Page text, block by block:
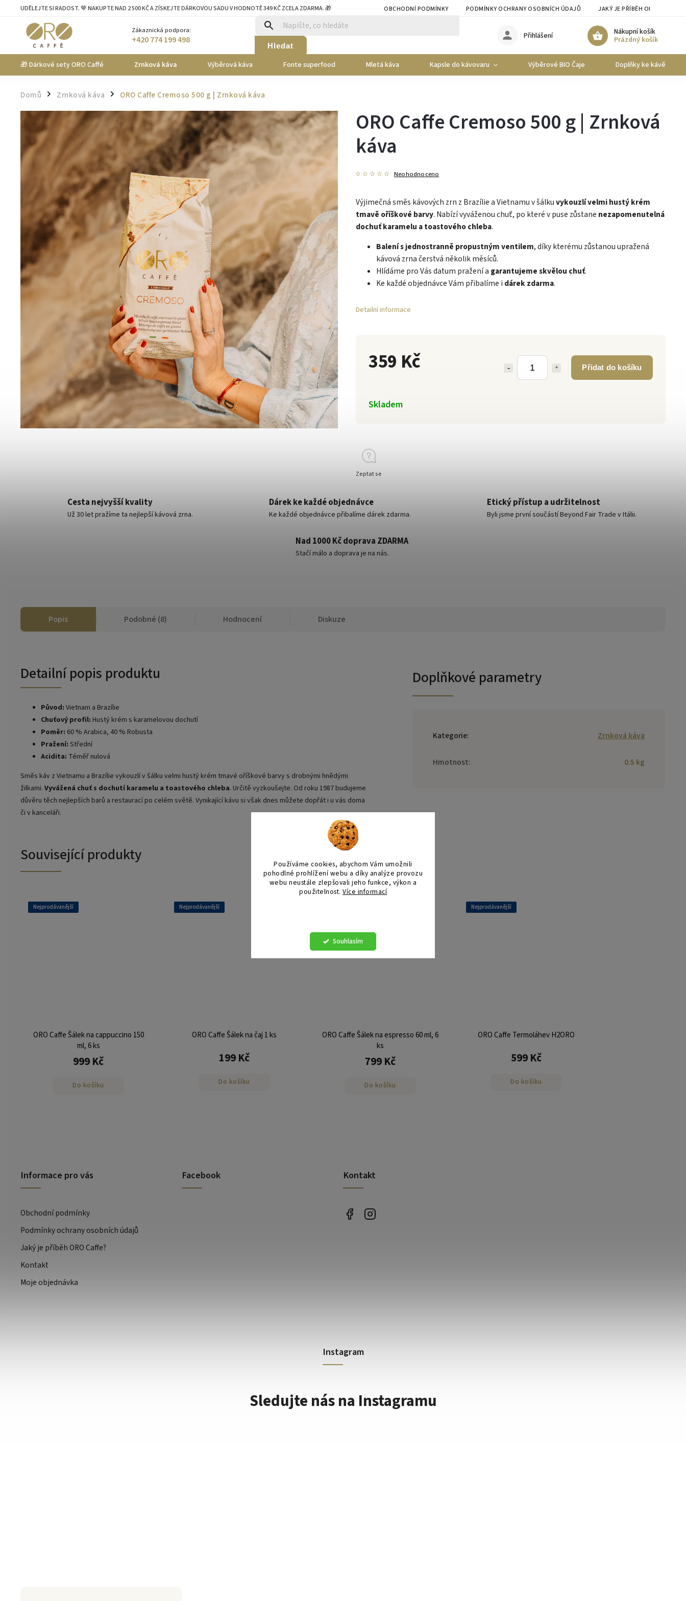
Používáme cookies, abychom Vám umožnili
pohodlné prohlížení webu a díky analýze provozu
webu neustále zlepšovali jeho funkce, výkon a
použitelnost. Více informací
Souhlasím
UDĚLEJTE SI RADOST. 🤎 NAKUPTE NAD 2 500 KČ A ZÍSKEJTE DÁRKOVOU SADU V HODNOTĚ 349 KČ ZCELA ZDARMA. 🎁 OBCHODNÍ PODMÍNKY PODMÍNKY OCHRANY OSOBNÍCH ÚDAJŮ JAKÝ JE PŘÍBĚH ORO CAFFE?
Zákaznická podpora:
+420 774 199 498 Hledat
Nákupní košík
Prázdný košík
Přihlášení
🎁 Dárkové sety ORO Caffé Zrnková káva Výběrová káva Fonte superfood Mletá káva Kapsle do kávovaru Výběrové BIO Čaje Doplňky ke kávě
Domů / Zrnková káva / ORO Caffe Cremoso 500 g | Zrnková káva
359 Kč Přidat do košíku
Skladem
ORO Caffe Cremoso 500 g | Zrnková
káva
Neohodnoceno
Výjimečná směs kávových zrn z Brazílie a Vietnamu v šálkuvykouzlí velmi hustý krém
tmavě oříškové barvy. Nabízí vyváženou chuť, po které v puse zůstane nezapomenutelná
dochuť karamelu a toastového chleba.
Balení s jednostranně propustným ventilem, díky kterému zůstanou upražená
kávová zrna čerstvá několik měsíců.
Hlídáme pro Vás datum pražení a garantujeme skvělou chuť.
Ke každé objednávce Vám přibalíme i dárek zdarma.
Detailní informace
Zeptat se
Cesta nejvyšší kvality
Už 30 let pražíme ta nejlepší kávová zrna.
Dárek ke každé objednávce
Ke každé objednávce přibalíme dárek zdarma.
Etický přístup a udržitelnost
Byli jsme první součástí Beyond Fair Trade v Itálii.
Nad 1000 Kč doprava ZDARMA
Stačí málo a doprava je na nás.
Popis Podobné (8) Hodnocení Diskuze
Detailní popis produktu
Původ: Vietnam a Brazílie
Chuťový profil: Hustý krém s karamelovou dochutí
Poměr: 60 % Arabica, 40 % Robusta
Pražení: Střední
Acidita: Téměř nulová
Směs káv z Vietnamu a Brazílie vykouzlí v šálku velmi hustý krém tmavé oříškové barvy s drobnými hnědými
žilkami. Vyvážená chuť s dochutí karamelu a toastového chleba. Určitě vyzkoušejte. Od roku 1987 budujeme
důvěru těch nejlepších barů a restaurací po celém světě. Vynikající kávu si však dnes můžete dopřát i u vás doma
či v kanceláři.
Doplňkové parametry
Kategorie: Zrnková káva
Hmotnost: 0.5 kg
Související produkty
Nejprodávanější
ORO Caffe Šálek na cappuccino 150
ml, 6 ks
999 Kč
Do košíku
Nejprodávanější
ORO Caffe Šálek na čaj 1 ks
199 Kč
Do košíku
ORO Caffe Šálek na espresso 60 ml, 6
ks
799 Kč
Do košíku
Nejprodávanější
ORO Caffe Termoláhev H2ORO
599 Kč
Do košíku
Informace pro vás
Obchodní podmínky
Podmínky ochrany osobních údajů
Jaký je příběh ORO Caffe?
Kontakt
Moje objednávka
Facebook Kontakt
Instagram
Sledujte nás na Instagramu